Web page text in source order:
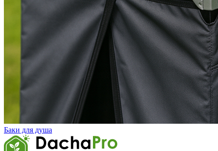
Баки для душа